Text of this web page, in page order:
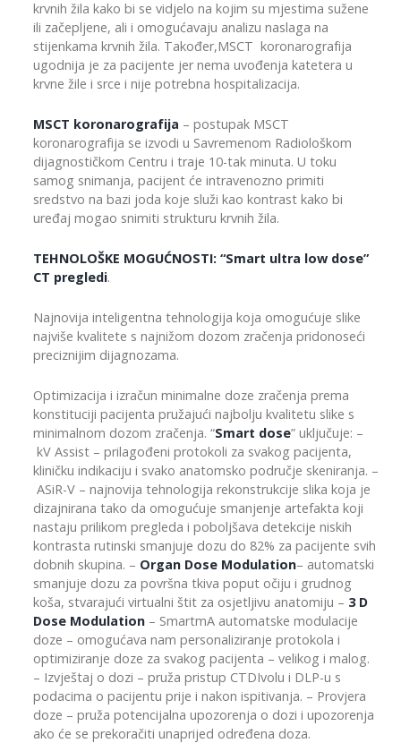
krvnih žila kako bi se vidjelo na kojim su mjestima sužene
ili začepljene, ali i omogućavaju analizu naslaga na
stijenkama krvnih žila. Također,MSCT koronarografija
ugodnija je za pacijente jer nema uvođenja katetera u
krvne žile i srce i nije potrebna hospitalizacija.
MSCT koronarografija – postupak MSCT
koronarografija se izvodi u Savremenom Radiološkom
dijagnostičkom Centru i traje 10-tak minuta. U toku
samog snimanja, pacijent će intravenozno primiti
sredstvo na bazi joda koje služi kao kontrast kako bi
uređaj mogao snimiti strukturu krvnih žila.
TEHNOLOŠKE MOGUĆNOSTI: “Smart ultra low dose”
CT pregledi.
Najnovija inteligentna tehnologija koja omogućuje slike
najviše kvalitete s najnižom dozom zračenja pridonoseći
preciznijim dijagnozama.
Optimizacija i izračun minimalne doze zračenja prema
konstituciji pacijenta pružajući najbolju kvalitetu slike s
minimalnom dozom zračenja. “Smart dose” uključuje: –
kV Assist – prilagođeni protokoli za svakog pacijenta,
kliničku indikaciju i svako anatomsko područje skeniranja. –
ASiR-V – najnovija tehnologija rekonstrukcije slika koja je
dizajnirana tako da omogućuje smanjenje artefakta koji
nastaju prilikom pregleda i poboljšava detekcije niskih
kontrasta rutinski smanjuje dozu do 82% za pacijente svih
dobnih skupina. – Organ Dose Modulation– automatski
smanjuje dozu za površna tkiva poput očiju i grudnog
koša, stvarajući virtualni štit za osjetljivu anatomiju – 3 D
Dose Modulation – SmartmA automatske modulacije
doze – omogućava nam personaliziranje protokola i
optimiziranje doze za svakog pacijenta – velikog i malog.
– Izvještaj o dozi – pruža pristup CTDIvolu i DLP-u s
podacima o pacijentu prije i nakon ispitivanja. – Provjera
doze – pruža potencijalna upozorenja o dozi i upozorenja
ako će se prekoračiti unaprijed određena doza.